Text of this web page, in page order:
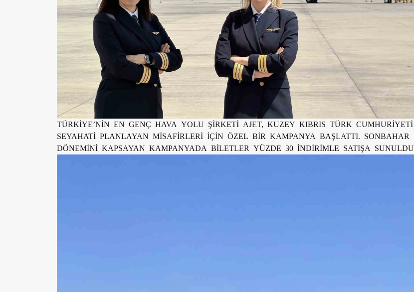
TÜRKİYE’NİN EN GENÇ HAVA YOLU ŞİRKETİ AJET, KUZEY KIBRIS TÜRK CUMHURİYETİ
SEYAHATİ PLANLAYAN MİSAFİRLERİ İÇİN ÖZEL BİR KAMPANYA BAŞLATTI. SONBAHAR
DÖNEMİNİ KAPSAYAN KAMPANYADA BİLETLER YÜZDE 30 İNDİRİMLE SATIŞA SUNULDU.